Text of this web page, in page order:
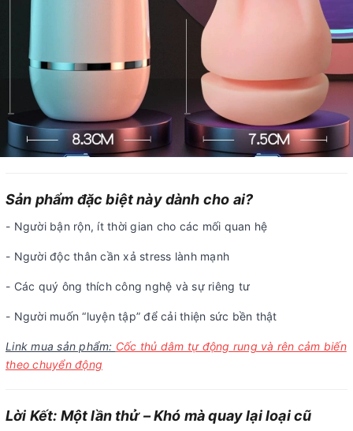
Sản phẩm đặc biệt này dành cho ai?
- Người bận rộn, ít thời gian cho các mối quan hệ
- Người độc thân cần xả stress lành mạnh
- Các quý ông thích công nghệ và sự riêng tư
- Người muốn “luyện tập” để cải thiện sức bền thật
Link mua sản phẩm: Cốc thủ dâm tự động rung và rên cảm biến
theo chuyển động
Lời Kết: Một lần thử – Khó mà quay lại loại cũ